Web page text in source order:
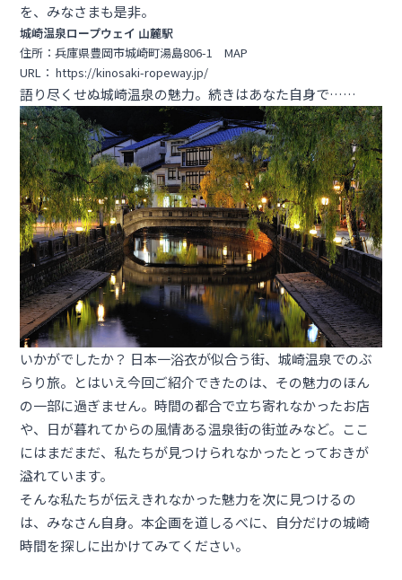
を、みなさまも是非。
城崎温泉ロープウェイ 山麓駅
住所：兵庫県豊岡市城崎町湯島806-1MAP
URL：https://kinosaki-ropeway.jp/
語り尽くせぬ城崎温泉の魅力。続きはあなた自身で……
いかがでしたか？ 日本一浴衣が似合う街、城崎温泉でのぶ
らり旅。とはいえ今回ご紹介できたのは、その魅力のほん
の一部に過ぎません。時間の都合で立ち寄れなかったお店
や、日が暮れてからの風情ある温泉街の街並みなど。ここ
にはまだまだ、私たちが見つけられなかったとっておきが
溢れています。
そんな私たちが伝えきれなかった魅力を次に見つけるの
は、みなさん自身。本企画を道しるべに、自分だけの城崎
時間を探しに出かけてみてください。